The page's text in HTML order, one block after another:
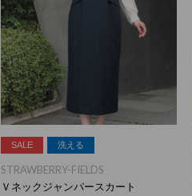
SALE 洗える
STRAWBERRY-FIELDS
Ｖネックジャンパースカート